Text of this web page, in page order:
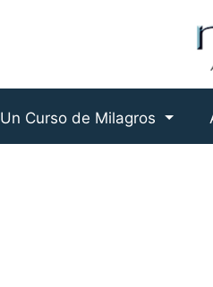
Un Curso de Milagros